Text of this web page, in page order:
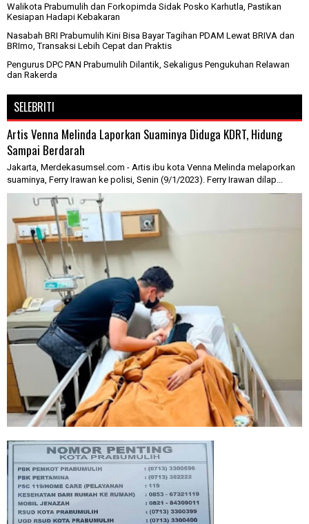
Walikota Prabumulih dan Forkopimda Sidak Posko Karhutla, Pastikan
Kesiapan Hadapi Kebakaran
Nasabah BRI Prabumulih Kini Bisa Bayar Tagihan PDAM Lewat BRIVA dan
BRImo, Transaksi Lebih Cepat dan Praktis
Pengurus DPC PAN Prabumulih Dilantik, Sekaligus Pengukuhan Relawan
dan Rakerda
SELEBRITI
Artis Venna Melinda Laporkan Suaminya Diduga KDRT, Hidung
Sampai Berdarah
Jakarta, Merdekasumsel.com - Artis ibu kota Venna Melinda melaporkan
suaminya, Ferry Irawan ke polisi, Senin (9/1/2023). Ferry Irawan dilap...